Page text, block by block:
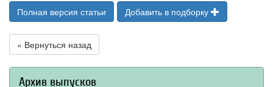
Полная версия статьи Добавить в подборку
« Вернуться назад
Архив выпусков